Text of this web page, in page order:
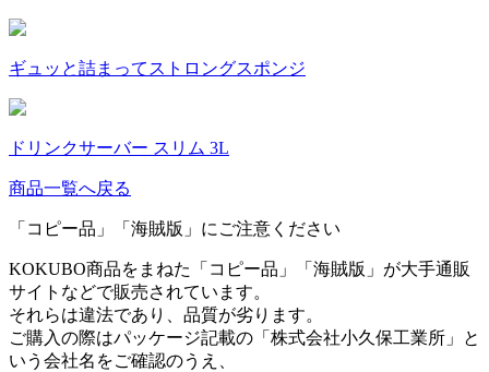
ギュッと詰まってストロングスポンジ
ドリンクサーバー スリム 3L
商品一覧へ戻る
「コピー品」「海賊版」にご注意ください
KOKUBO商品をまねた「コピー品」「海賊版」が大手通販
サイトなどで販売されています。
それらは違法であり、品質が劣ります。
ご購入の際はパッケージ記載の「株式会社小久保工業所」と
いう会社名をご確認のうえ、